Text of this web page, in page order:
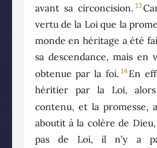
avant sa circoncision. 13
vertu de la Loi que la
monde en héritage a été
sa descendance, mais en
obtenue par la foi. 14 En
héritier par la Loi,
contenu, et la promesse,
aboutit à la colère de
pas de Loi, il n’y a